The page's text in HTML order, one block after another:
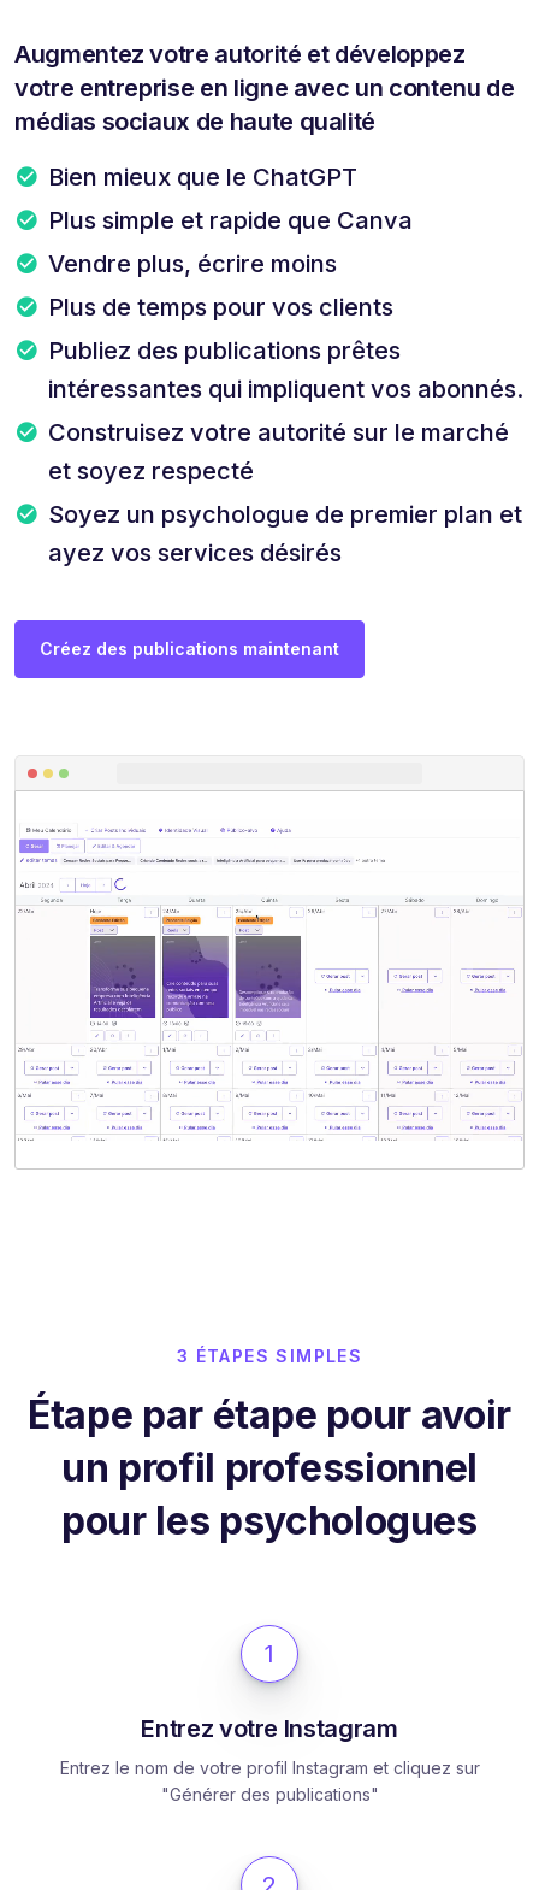
Augmentez votre autorité et développez
votre entreprise en ligne avec un contenu de
médias sociaux de haute qualité
Bien mieux que le ChatGPT
Plus simple et rapide que Canva
Vendre plus, écrire moins
Plus de temps pour vos clients
Publiez des publications prêtes
intéressantes qui impliquent vos abonnés.
Construisez votre autorité sur le marché
et soyez respecté
Soyez un psychologue de premier plan et
ayez vos services désirés
Créez des publications maintenant
3 ÉTAPES SIMPLES
Étape par étape pour avoir
un profil professionnel
pour les psychologues
1
Entrez votre Instagram
Entrez le nom de votre profil Instagram et cliquez sur
"Générer des publications"